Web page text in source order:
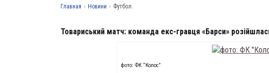
Главная › Новини › Футбол.
Товариський матч: команда екс-гравця «Барси»
фото: ФК “Колос”